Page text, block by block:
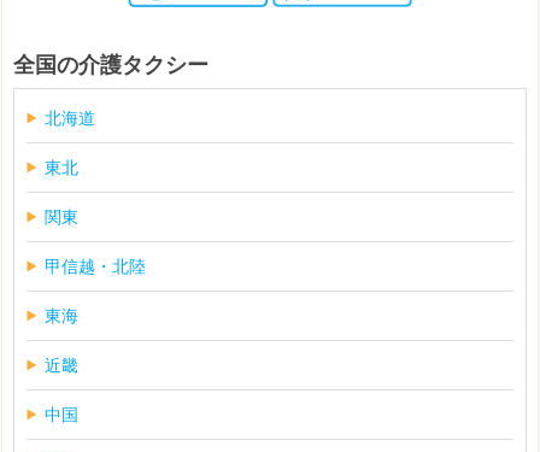
全国の介護タクシー
北海道
東北
関東
甲信越・北陸
東海
近畿
中国